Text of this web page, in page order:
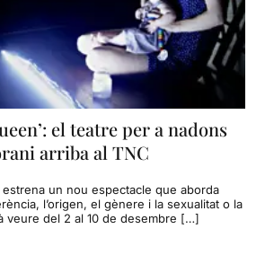
el teatre per a nadons
arriba al TNC
estrena un nou espectacle que aborda
l’origen, el gènere i la sexualitat o la
veure del 2 al 10 de desembre […]